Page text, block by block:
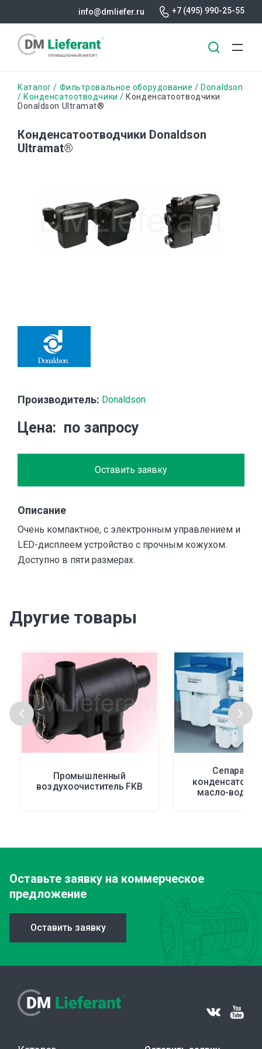
основному
info@dmliefer.ru +7 (495) 990-25-55
Строка
навигации
Каталог Фильтровальное оборудование
Donaldson
Конденсатоотводчики
Конденсатоотводчики
Donaldson Ultramat®
Конденсатоотводчики Donaldson
Ultramat®
Производитель: Donaldson
Цена по запросу
Оставить заявку
Описание
Очень компактное, с электронным управлением и
LED-дисплеем устройство с прочным кожухом.
Доступно в пяти размерах.
Другие товары
Промышленный
воздухоочиститель FKB
масло-вода
Оставьте заявку на коммерческое
предложение
Оставить заявку